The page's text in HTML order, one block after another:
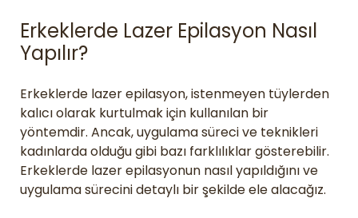
Erkeklerde Lazer Epilasyon Nasıl
Yapılır?
Erkeklerde lazer epilasyon, istenmeyen tüylerden
kalıcı olarak kurtulmak için kullanılan bir
yöntemdir. Ancak, uygulama süreci ve teknikleri
kadınlarda olduğu gibi bazı farklılıklar gösterebilir.
Erkeklerde lazer epilasyonun nasıl yapıldığını ve
uygulama sürecini detaylı bir şekilde ele alacağız.